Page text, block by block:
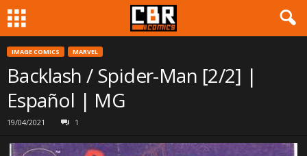
IMAGE COMICS MARVEL
Backlash / Spider-Man [2/2] |
Español | MG
19/04/2021 1